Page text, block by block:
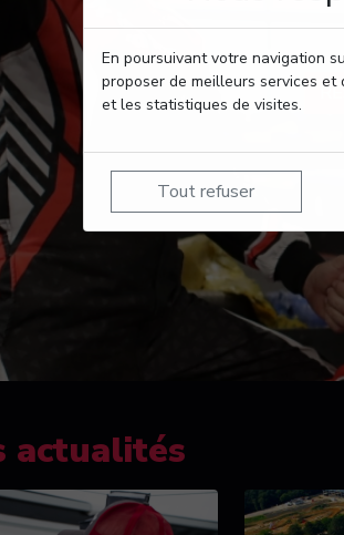
En poursuivant votre navigation
proposer de meilleurs services
et les statistiques de visites.
Tout refuser
actualités